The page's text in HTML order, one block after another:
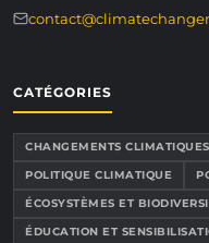
CATÉGORIES
CHANGEMENTS CLIMATIQUES
POLITIQUE CLIMATIQUE
ÉCOSYSTÈMES ET
ÉDUCATION ET